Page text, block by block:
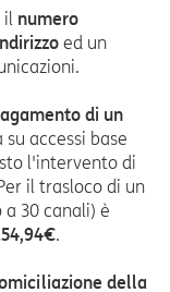
il numero
ed un
di un
accessi base
l'intervento di
il trasloco di un
30 canali) è
.
della